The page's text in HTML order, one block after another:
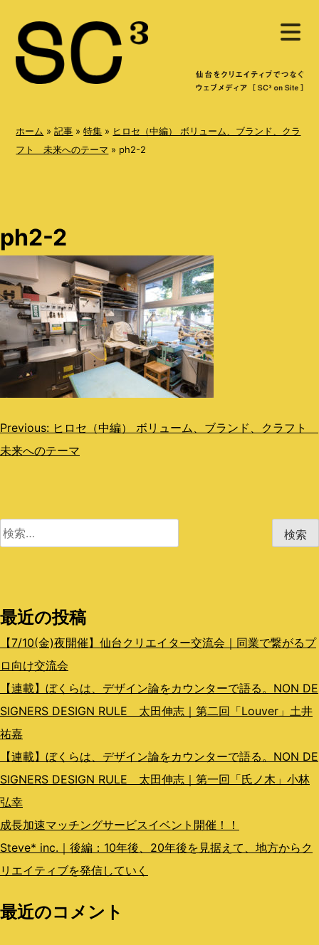
e
t
メ
ニ
を
開
く
ホーム »記事 »特集 » ヒロセ（中編） ボリューム、ブランド、クラ
フト 未来へのテーマ » ph2-2
ph2-2
投
稿
ゲ
ョ
ン
Previous: ヒロセ（中編） ボリューム、ブランド、クラフト
未来へのテーマ
検
最近の投稿
【7/10(金)夜開催】仙台クリエイター交流会｜同業で繋がるプ
ロ向け交流会
【連載】ぼくらは、デザイン論をカウンターで語る。NON DE
SIGNERS DESIGN RULE 太田伸志｜第二回「Louver」土井
祐嘉
【連載】ぼくらは、デザイン論をカウンターで語る。NON DE
SIGNERS DESIGN RULE 太田伸志｜第一回「氏ノ木」小林
弘幸
成長加速マッチングサービスイベント開催！！
Steve* inc.｜後編：10年後、20年後を見据えて、地方からク
リエイティブを発信していく
最近のコメント